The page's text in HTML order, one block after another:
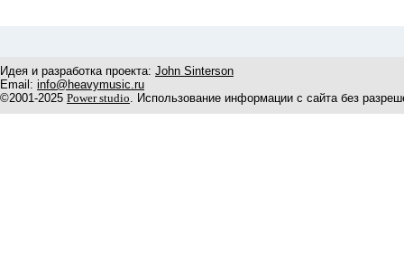
Идея и разработка проекта: John Sinterson
Email: info@heavymusic.ru
©2001-2025 Power studio. Использование информации с сайта без